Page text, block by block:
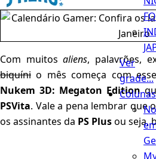
Ver
grade...
Colunas
Com muitosaliens, palavrões,
biquíni o mês começa com
Nukem 3D: Megaton Edition
PSVita. Vale a pena lembrar que
os assinantes da PS Plusou seja,